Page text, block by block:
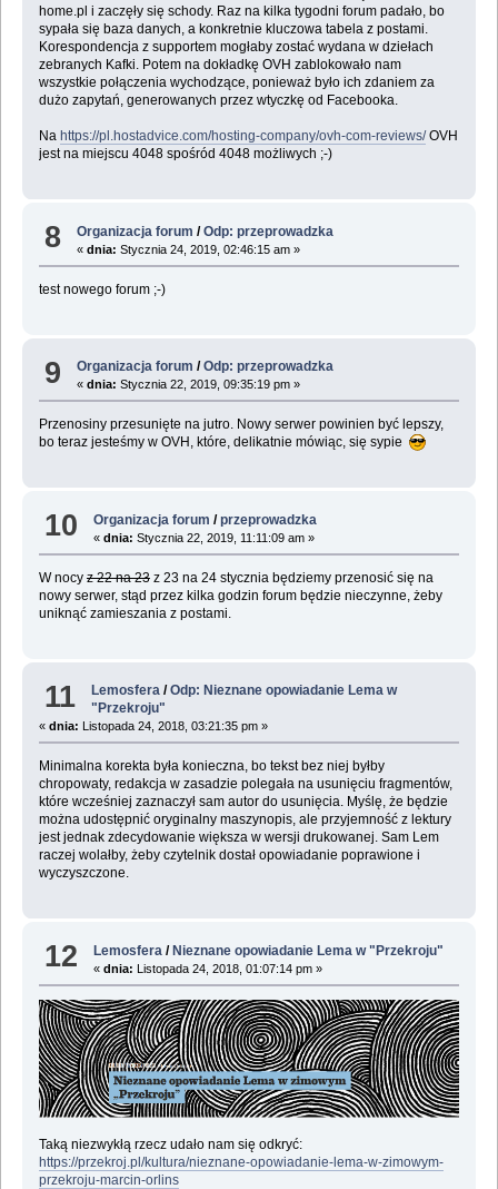
home.pl i zaczęły się schody. Raz na kilka tygodni forum padało, bo
sypała się baza danych, a konkretnie kluczowa tabela z postami.
Korespondencja z supportem mogłaby zostać wydana w dziełach
zebranych Kafki. Potem na dokładkę OVH zablokowało nam
wszystkie połączenia wychodzące, ponieważ było ich zdaniem za
dużo zapytań, generowanych przez wtyczkę od Facebooka.
Na https://pl.hostadvice.com/hosting-company/ovh-com-reviews/OVH
jest na miejscu 4048 spośród 4048 możliwych ;-)
8 Organizacja forum /Odp: przeprowadzka
«dnia: Stycznia 24, 2019, 02:46:15 am »
test nowego forum ;-)
9 Organizacja forum /Odp: przeprowadzka
«dnia: Stycznia 22, 2019, 09:35:19 pm »
Przenosiny przesunięte na jutro. Nowy serwer powinien być lepszy,
bo teraz jesteśmy w OVH, które, delikatnie mówiąc, się sypie
10 Organizacja forum /przeprowadzka
«dnia: Stycznia 22, 2019, 11:11:09 am »
W nocy z 22 na 23z 23 na 24 stycznia będziemy przenosić się na
nowy serwer, stąd przez kilka godzin forum będzie nieczynne, żeby
uniknąć zamieszania z postami.
11 Lemosfera /Odp: Nieznane opowiadanie Lema w
"Przekroju"
« dnia: Listopada 24, 2018, 03:21:35 pm »
Minimalna korekta była konieczna, bo tekst bez niej byłby
chropowaty, redakcja w zasadzie polegała na usunięciu fragmentów,
które wcześniej zaznaczył sam autor do usunięcia. Myślę, że będzie
można udostępnić oryginalny maszynopis, ale przyjemność z lektury
jest jednak zdecydowanie większa w wersji drukowanej. Sam Lem
raczej wolałby, żeby czytelnik dostał opowiadanie poprawione i
wyczyszczone.
12 Lemosfera /Nieznane opowiadanie Lema w "Przekroju"
«dnia: Listopada 24, 2018, 01:07:14 pm »
Taką niezwykłą rzecz udało nam się odkryć:
https://przekroj.pl/kultura/nieznane-opowiadanie-lema-w-zimowym-
przekroju-marcin-orlins